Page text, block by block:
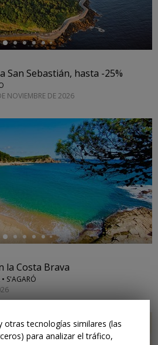
San Sebastián, hasta -25%
NOVIEMBRE DE 2026
la Costa Brava
S'AGARÓ
otras tecnologías similares (las
para analizar el tráfico,